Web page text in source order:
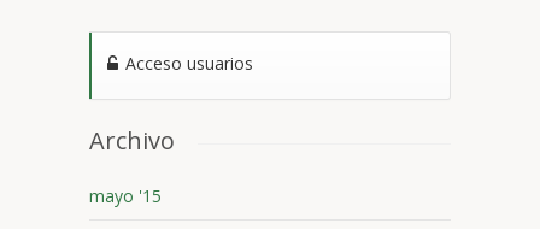
Acceso usuarios
Archivo
mayo '15